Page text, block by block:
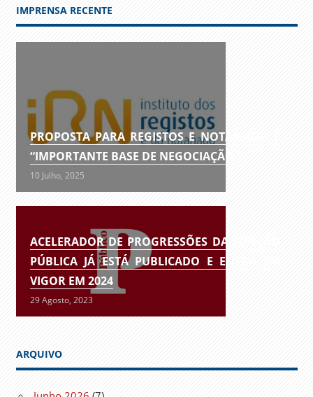
IMPRENSA RECENTE
PROPOSTA PARA REGISTOS E NOTARIADO É
“IMPORTANTE BASE DE NEGOCIAÇÃO”
10 Julho, 2025
ACELERADOR DE PROGRESSÕES DA FUNÇÃO
PÚBLICA JÁ ESTÁ PUBLICADO E ENTRA EM
VIGOR EM 2024
29 Agosto, 2023
ARQUIVO